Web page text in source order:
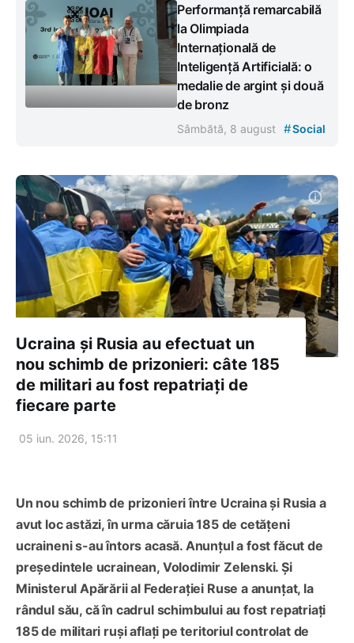
Performanță remarcabilă
la Olimpiada
Internațională de
Inteligență Artificială: o
medalie de argint și două
de bronz
Sâmbătă, 8 august #Social
Ucraina și Rusia au efectuat un
nou schimb de prizonieri: câte 185
de militari au fost repatriați de
fiecare parte
05 iun. 2026, 15:11
Un nou schimb de prizonieri între Ucraina și Rusia a
avut loc astăzi, în urma căruia 185 de cetățeni
ucraineni s-au întors acasă. Anunțul a fost făcut de
președintele ucrainean, Volodimir Zelenski. Și
Ministerul Apărării al Federației Ruse a anunțat, la
rândul său, că în cadrul schimbului au fost repatriați
185 de militari ruși aflați pe teritoriul controlat de